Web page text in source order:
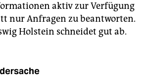
aktiv zur Verfügung
nur Anfragen zu beantworten.
Holstein schneidet gut ab.